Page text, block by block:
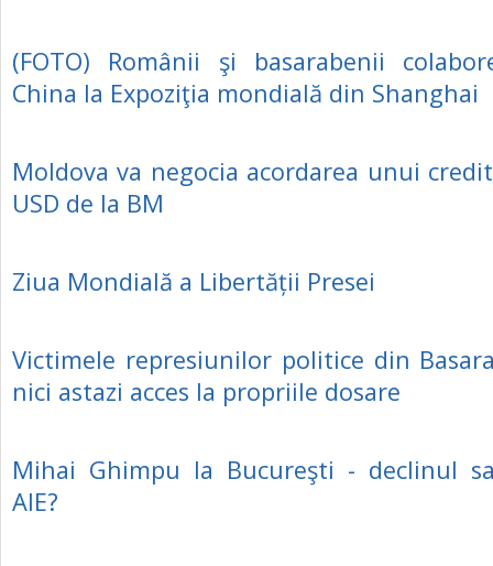
(FOTO) Românii şi basarabenii
China la Expoziţia mondială din Shanghai
Moldova va negocia acordarea unui
USD de la BM
Ziua Mondială a Libertății Presei
Victimele represiunilor politice din
nici astazi acces la propriile dosare
Mihai Ghimpu la Bucureşti - declinul
AIE?